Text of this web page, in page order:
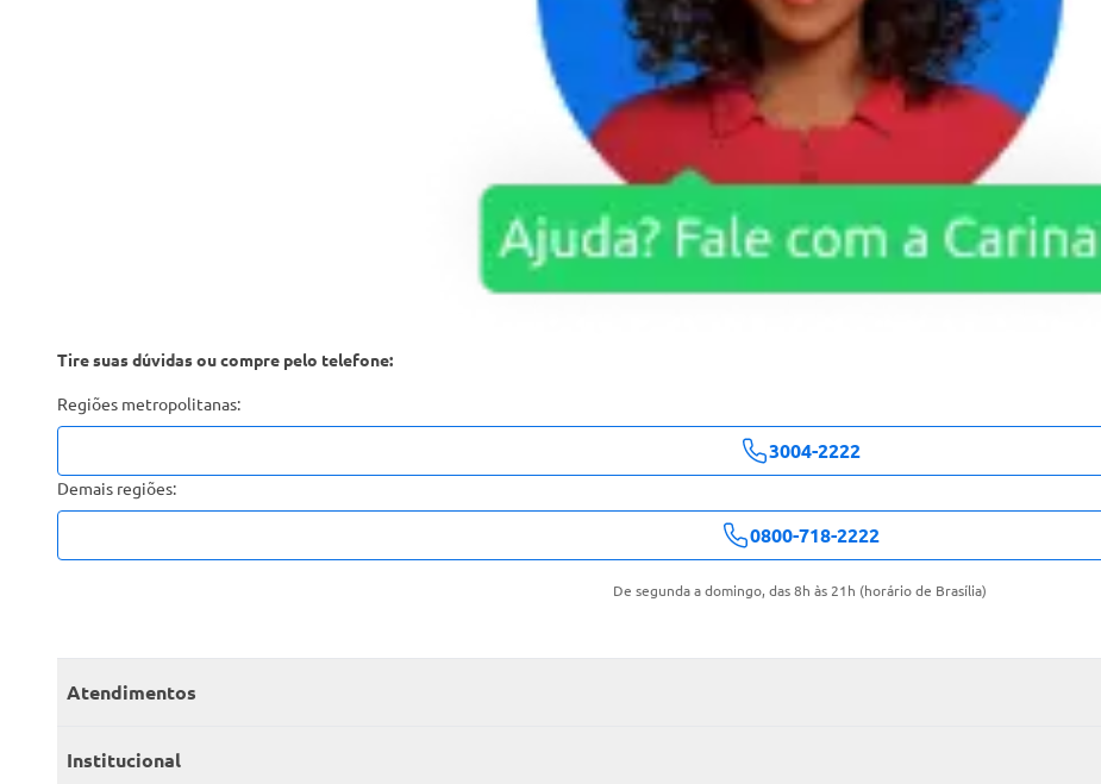
Tire suas dúvidas ou compre pelo telefone:
Regiões metropolitanas:
3004-2222
Demais regiões:
0800-718-2222
De segunda a domingo, das 8h às 21h (horário de Brasília)
Atendimentos
Meus pedidos
Institucional